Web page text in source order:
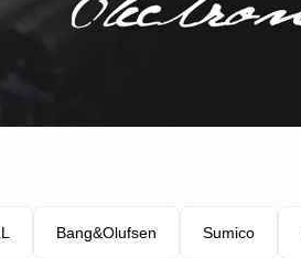
Bang&Olufsen Sumico